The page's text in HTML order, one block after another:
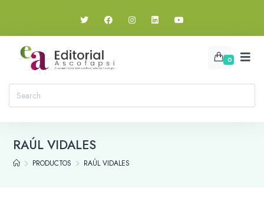
0
RAÚL VIDALES
PRODUCTOS RAÚL VIDALES